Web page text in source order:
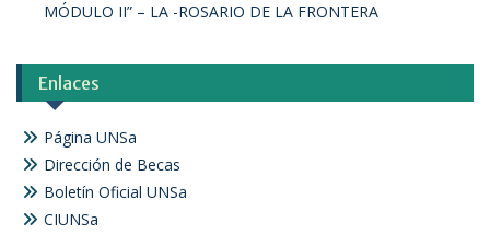
MÓDULO II” – LA -ROSARIO DE LA FRONTERA
Enlaces
Página UNSa
Dirección de Becas
Boletín Oficial UNSa
CIUNSa